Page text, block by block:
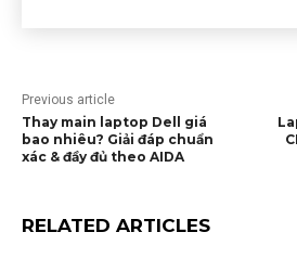
Previous article
Thay main laptop Dell giá
bao nhiêu? Giải đáp chuẩn
xác & đầy đủ theo AIDA
RELATED ARTICLES